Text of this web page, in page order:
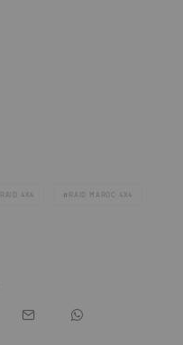
RAID 4X4 RAID MAROC 4X4